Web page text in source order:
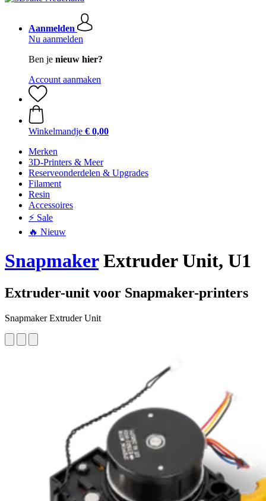
Aanmelden
Nu aanmelden
Ben je nieuw hier?
Account aanmaken
Winkelmandje € 0,00
Merken
3D-Printers & Meer
Reserveonderdelen & Upgrades
Filament
Resin
Accessoires
⚡ Sale
🔥 Nieuw
SnapmakerExtruder Unit, U1
Extruder-unit voor Snapmaker-printers
Snapmaker Extruder Unit